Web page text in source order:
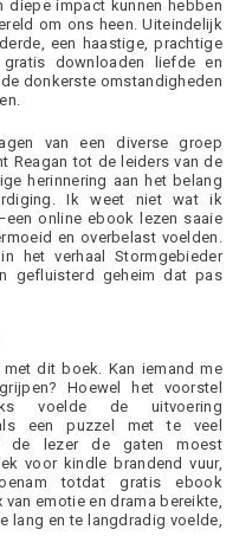
diepe impact kunnen hebben
om ons heen. Uiteindelijk
een haastige, prachtige
downloaden liefde en
donkerste omstandigheden
van een diverse groep
Reagan tot de leiders van de
herinnering aan het belang
Ik weet niet wat ik
online ebook lezen saaie
en overbelast voelden.
het verhaal Stormgebieder
gefluisterd geheim dat pas
dit boek. Kan iemand me
Hoewel het voorstel
voelde de uitvoering
een puzzel met te veel
de lezer de gaten moest
voor kindle brandend vuur,
totdat gratis ebook
emotie en drama bereikte,
lang en te langdradig voelde,